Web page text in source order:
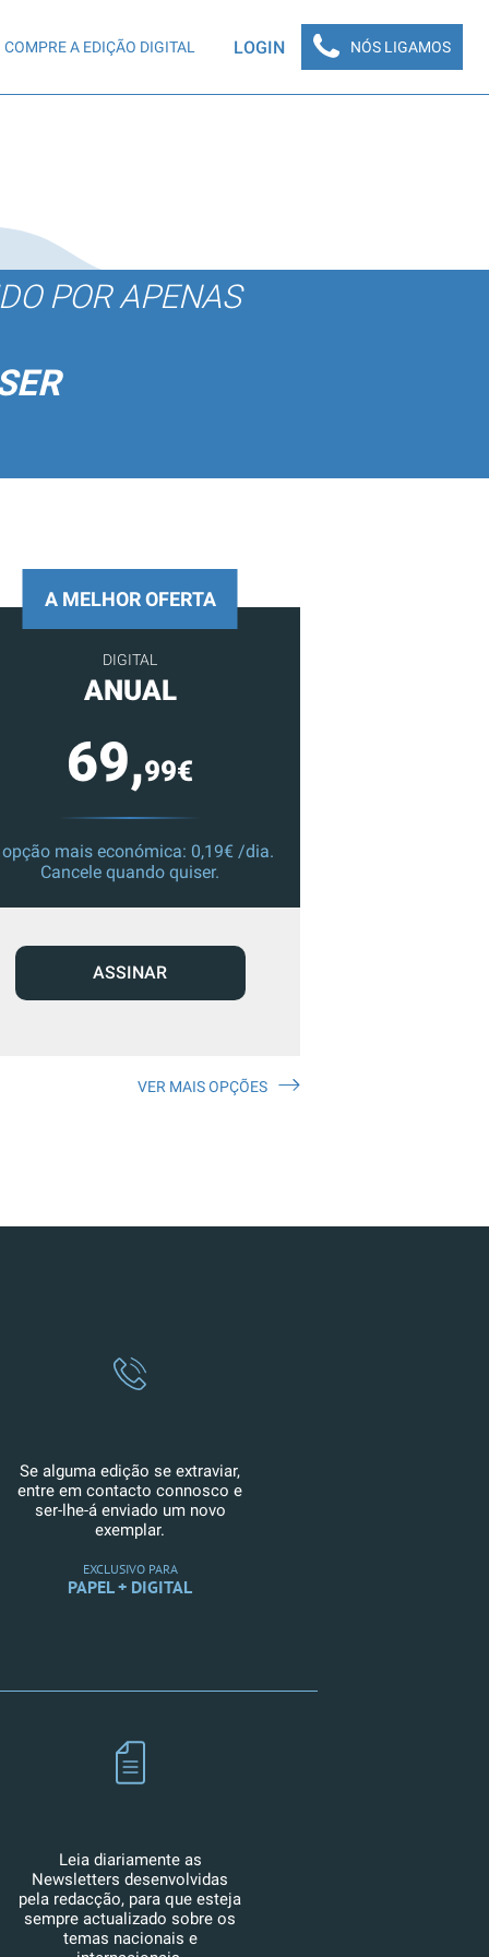
COMPRE A EDIÇÃO DIGITAL LOGIN NÓS LIGAMOS
POR APENAS
A MELHOR OFERTA
DIGITAL
ANUAL
69,99€
mais económica: 0,19€ /dia.
Cancele quando quiser.
ASSINAR
VER MAIS OPÇÕES
Se alguma edição se extraviar,
entre em contacto connosco e
ser-lhe-á enviado um novo
exemplar.
EXCLUSIVO PARA
PAPEL + DIGITAL
Leia diariamente as
Newsletters desenvolvidas
pela redacção, para que esteja
sempre actualizado sobre os
temas nacionais e